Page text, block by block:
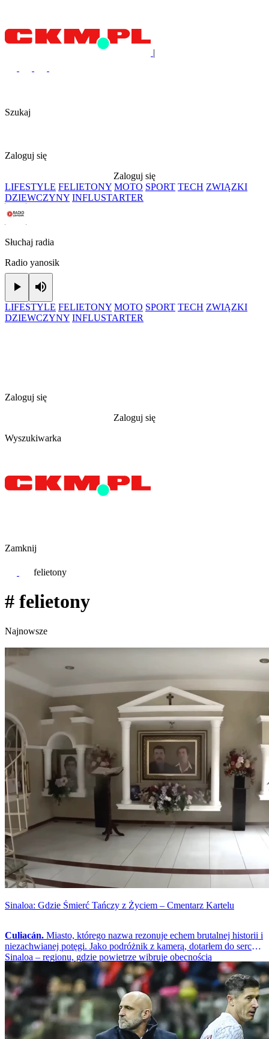
|
Szukaj
Zaloguj się
Zaloguj się
LIFESTYLE FELIETONY MOTO SPORT TECH ZWIĄZKI
DZIEWCZYNY INFLUSTARTER
Słuchaj radia
Radio yanosik
Play
LIFESTYLE FELIETONY MOTO SPORT TECH ZWIĄZKI
DZIEWCZYNY INFLUSTARTER
Zaloguj się
Zaloguj się
Wyszukiwarka
Zamknij
felietony
# felietony
Najnowsze
Sinaloa: Gdzie Śmierć Tańczy z Życiem – Cmentarz Kartelu
Culiacán. Miasto, którego nazwa rezonuje echem brutalnej historii i
niezachwianej potęgi. Jako podróżnik z kamerą, dotarłem do serca
Sinaloa – regionu, gdzie powietrze wibruje obecnością
narkotykowego imperium. Jednak żadna z moich dotychczasowych
eksploracji miejskich zakamarków nie uderzyła mnie tak silnie, jak
wizyta na Cementerio Jardines del Humaya. To nie jest zwykły
cmentarz – to manifestacja władzy, bogactwa oraz paradoksalnie
specyficznej kultury śmierci, wykreowanej przez kartel Sinaloa.